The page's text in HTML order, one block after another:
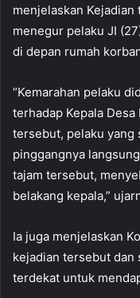
menjelaskan
menegur pelaku JI
di depan rumah
“Kemarahan pelaku
terhadap Kepala
tersebut, pelaku yang
pinggangnya
tajam tersebut,
belakang kepala,”
Ia juga menjelaskan
kejadian tersebut dan
terdekat untuk